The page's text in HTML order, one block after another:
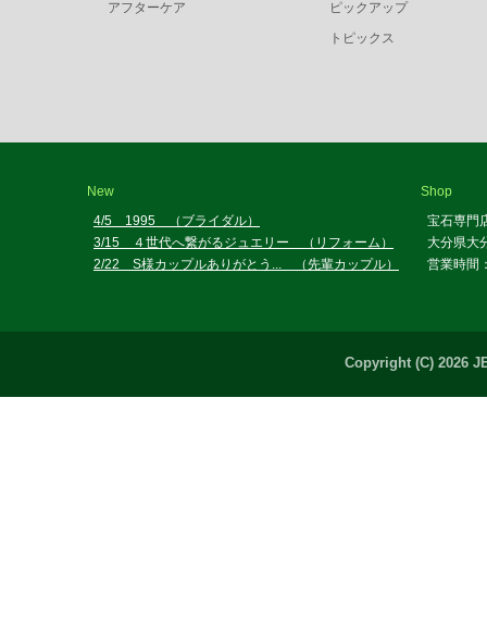
アフターケア ピックアップ
トピックス
New
4/5 1995 （ブライダル）
3/15 ４世代へ繋がるジュエリー （リフォーム）
2/22 S様カップルありがとう... （先輩カップル）
Shop
宝石専門
大分県大
営業時間
Copyright (C) 2026